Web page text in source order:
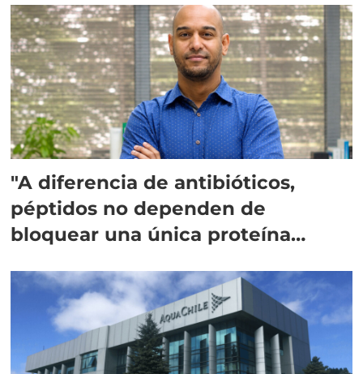
"A diferencia de antibióticos,
péptidos no dependen de
bloquear una única proteína